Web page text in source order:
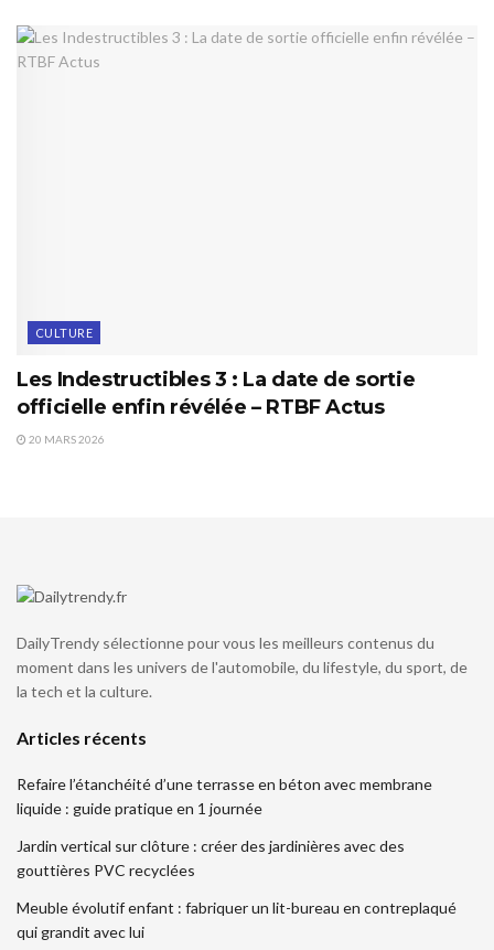
CULTURE
Les Indestructibles 3 : La date de sortie
officielle enfin révélée – RTBF Actus
20 MARS 2026
DailyTrendy sélectionne pour vous les meilleurs contenus du
moment dans les univers de l'automobile, du lifestyle, du sport, de
la tech et la culture.
Articles récents
Refaire l’étanchéité d’une terrasse en béton avec membrane
liquide : guide pratique en 1 journée
Jardin vertical sur clôture : créer des jardinières avec des
gouttières PVC recyclées
Meuble évolutif enfant : fabriquer un lit-bureau en contreplaqué
qui grandit avec lui